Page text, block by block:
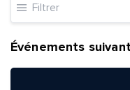
Filtrer
Événements